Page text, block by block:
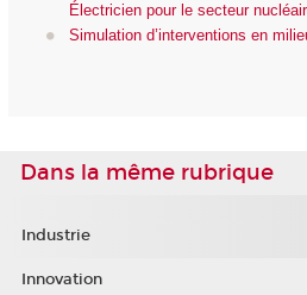
Électricien pour le secteur
Simulation d’interventions en
Dans la même rubrique
Industrie
Innovation